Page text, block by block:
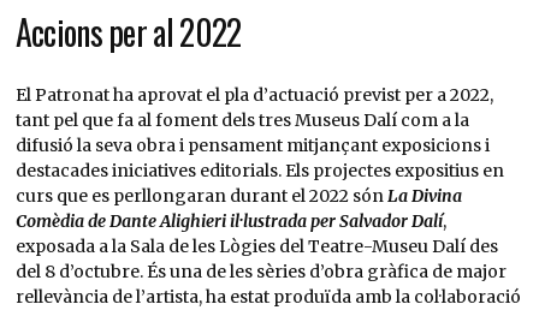
Accions per al 2022
El Patronat ha aprovat el pla d’actuació previst per a 2022,
tant pel que fa al foment dels tres Museus Dalí com a la
difusió la seva obra i pensament mitjançant exposicions i
destacades iniciatives editorials. Els projectes expositius en
curs que es perllongaran durant el 2022 sónLa Divina
Comèdia de Dante Alighieri il·lustrada per Salvador Dalí,
exposada a la Sala de les Lògies del Teatre-Museu Dalí des
del 8 d’octubre. És una de les sèries d’obra gràfica de major
rellevància de l’artista, ha estat produïda amb la col·laboració